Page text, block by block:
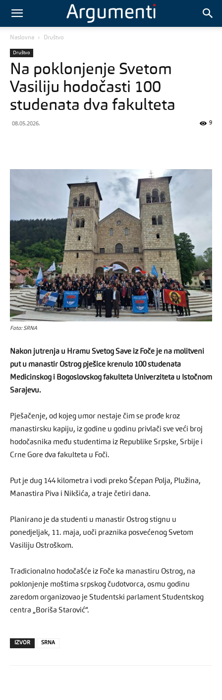
Naslovna Društvo
Društvo
Na poklonjenje Svetom
Vasiliju hodočasti 100
studenata dva fakulteta
08.05.2026. 9
Foto: SRNA
Nakon jutrenja u Hramu Svetog Save iz Foče je na molitveni
put u manastir Ostrog pješice krenulo 100 studenata
Medicinskog i Bogoslovskog fakulteta Univerziteta u Istočnom
Sarajevu.
Pješačenje, od kojeg umor nestaje čim se prođe kroz
manastirsku kapiju, iz godine u godinu privlači sve veći broj
hodočasnika među studentima iz Republike Srpske, Srbije i
Crne Gore dva fakulteta u Foči.
Put je dug 144 kilometra i vodi preko Šćepan Polja, Plužina,
Manastira Piva i Nikšića, a traje četiri dana.
Planirano je da studenti u manastir Ostrog stignu u
ponedjeljak, 11. maja, uoči praznika posvećenog Svetom
Vasiliju Ostroškom.
Tradicionalno hodočašće iz Foče ka manastiru Ostrog, na
poklonjenje moštima srpskog čudotvorca, osmu godinu
zaredom organizovao je Studentski parlament Studentskog
centra „Boriša Starović“.
IZVOR SRNA